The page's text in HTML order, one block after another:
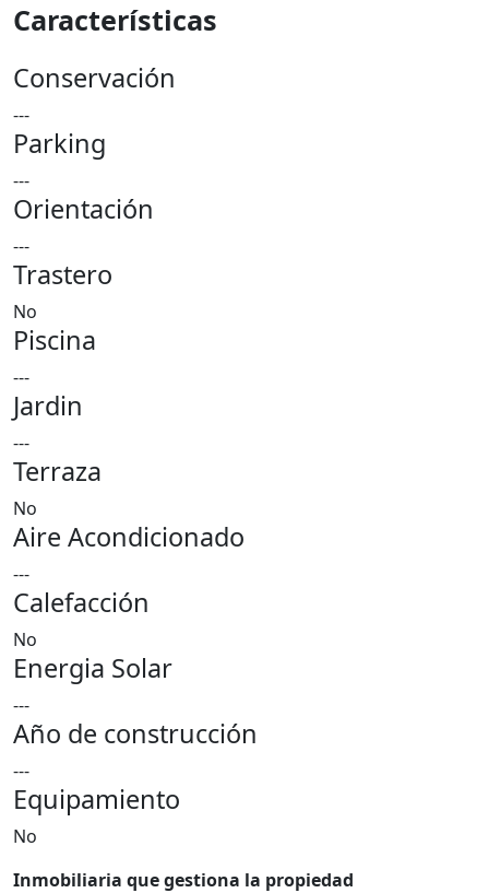
Características
Conservación
---
Parking
---
Orientación
---
Trastero
No
Piscina
---
Jardin
---
Terraza
No
Aire Acondicionado
---
Calefacción
No
Energia Solar
---
Año de construcción
---
Equipamiento
No
Inmobiliaria que gestiona la propiedad